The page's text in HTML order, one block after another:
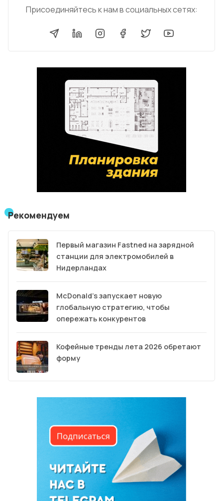
Присоединяйтесь к нам в социальных сетях:
Рекомендуем
Первый магазин Fastned на зарядной
станции для электромобилей в
Нидерландах
McDonald’s запускает новую
глобальную стратегию, чтобы
опережать конкурентов
Кофейные тренды лета 2026 обретают
форму